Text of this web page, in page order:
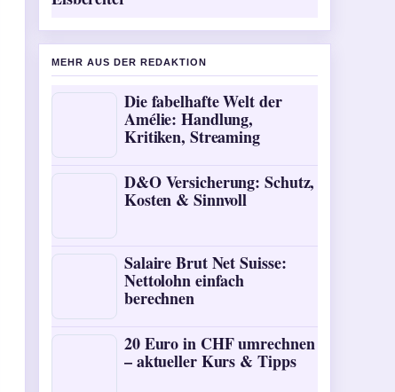
MEHR AUS DER REDAKTION
Die fabelhafte Welt der
Amélie: Handlung,
Kritiken, Streaming
D&O Versicherung: Schutz,
Kosten & Sinnvoll
Salaire Brut Net Suisse:
Nettolohn einfach
berechnen
20 Euro in CHF umrechnen
– aktueller Kurs & Tipps